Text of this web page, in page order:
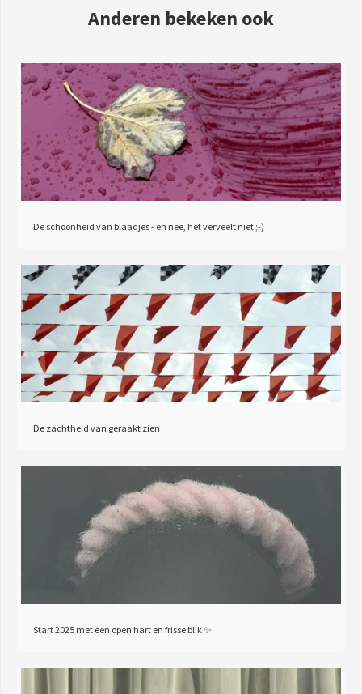
Anderen bekeken ook
De schoonheid van blaadjes - en nee, het verveelt niet ;-)
De zachtheid van geraakt zien
Start 2025 met een open hart en frisse blik ✨